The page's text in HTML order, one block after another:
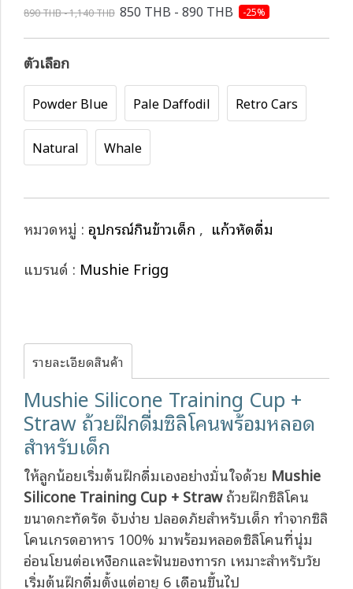
890 THB - 1,140 THB 850 THB - 890 THB -25%
ตัวเลือก
Powder Blue Pale Daffodil Retro Cars
Natural Whale
หมวดหมู่ : อุปกรณ์กินข้าวเด็ก , แก้วหัดดื่ม
แบรนด์ : Mushie Frigg
รายละเอียดสินค้า
Mushie Silicone Training Cup +
Straw ถ้วยฝึกดื่มซิลิโคนพร้อมหลอด
สำหรับเด็ก
ให้ลูกน้อยเริ่มต้นฝึกดื่มเองอย่างมั่นใจด้วย Mushie
Silicone Training Cup + Strawถ้วยฝึกซิลิโคน
ขนาดกะทัดรัด จับง่าย ปลอดภัยสำหรับเด็ก ทำจากซิลิ
โคนเกรดอาหาร 100% มาพร้อมหลอดซิลิโคนที่นุ่ม
อ่อนโยนต่อเหงือกและฟันของทารก เหมาะสำหรับวัย
เริ่มต้นฝึกดื่มตั้งแต่อายุ 6 เดือนขึ้นไป